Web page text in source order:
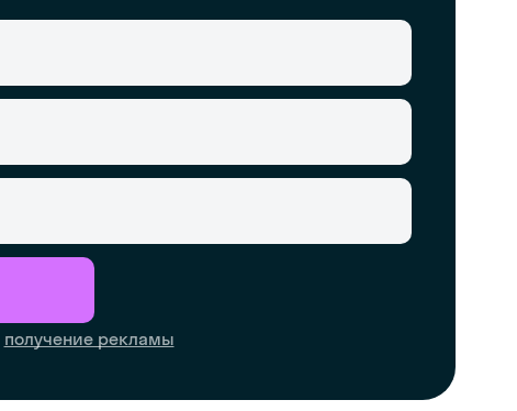
получение рекламы